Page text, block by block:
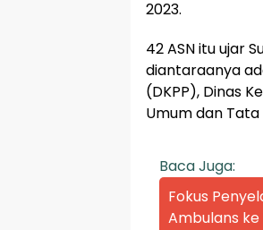
2023.
42 ASN itu ujar
diantaraanya
(DKPP), Dinas
Umum dan Tata
Baca Juga:
Fokus
Ambulans